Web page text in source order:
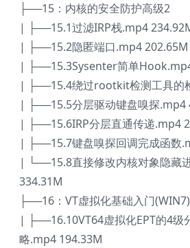
├──15：内核的安全防护高级2
| ├──15.1过滤IRP栈.mp4
| ├──15.2隐匿端口.mp4 202.65M
| ├──15.3Sysenter简单
| ├──15.4绕过rootkit检测工具的
| ├──15.5分层驱动键盘嗅探.mp4
| ├──15.6IRP分层直通传递.mp4
| ├──15.7键盘嗅探回调完成函数
| └──15.8直接修改内核对象隐藏
334.31M
├──16：VT虚拟化基础入门
| ├──16.10VT64虚拟化EPT的4级
略.mp4 194.33M